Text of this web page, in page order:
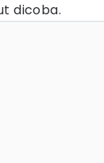
dicoba.